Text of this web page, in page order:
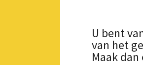
U bent
van het
Maak